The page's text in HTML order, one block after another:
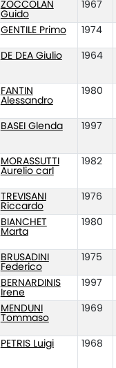
ZOCCOLAN
Guido
1967
GENTILE Primo 1974
DE DEA Giulio 1964
FANTIN
Alessandro
1980
BASEI Glenda 1997
MORASSUTTI
Aurelio carl
1982
TREVISANI
Riccardo
1976
BIANCHET
Marta
1980
BRUSADINI
Federico
1975
BERNARDINIS
Irene
1997
MENDUNI
Tommaso
1969
PETRIS Luigi 1968